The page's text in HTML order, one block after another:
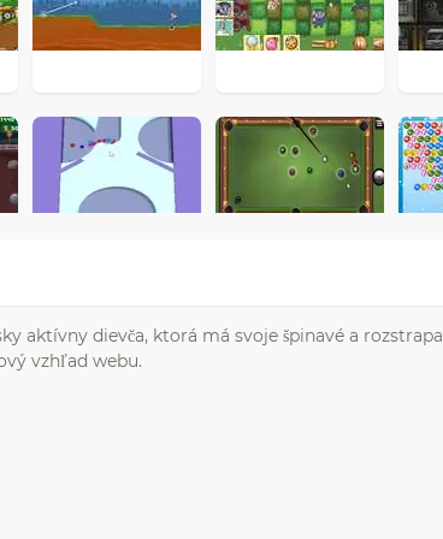
aktívny dievča, ktorá má svoje špinavé a
vzhľad webu.